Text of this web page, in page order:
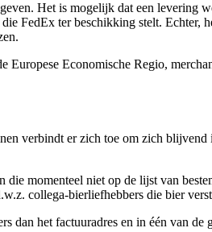
Het is mogelijk dat een levering
FedEx ter beschikking stelt. Echter,
Economische Regio,
verbindt er zich toe om zich blijvend
momenteel niet op de lijst van
collega-bierliefhebbers die bier
dan het factuuradres en in één van